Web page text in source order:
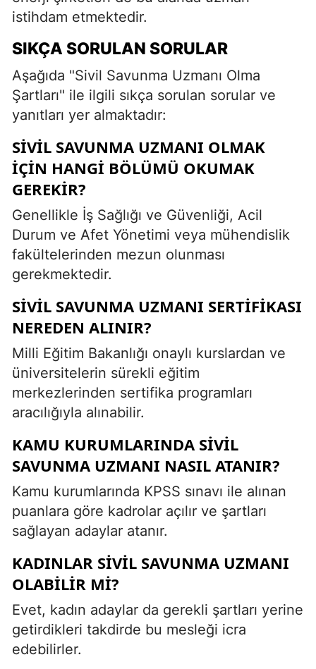
istihdam etmektedir.
SIKÇA SORULAN SORULAR
Aşağıda "Sivil Savunma Uzmanı Olma
Şartları" ile ilgili sıkça sorulan sorular ve
yanıtları yer almaktadır:
SIVIL SAVUNMA UZMANI OLMAK
IÇIN HANGI BÖLÜMÜ OKUMAK
GEREKIR?
Genellikle İş Sağlığı ve Güvenliği, Acil
Durum ve Afet Yönetimi veya mühendislik
fakültelerinden mezun olunması
gerekmektedir.
SIVIL SAVUNMA UZMANI SERTIFIKASI
NEREDEN ALINIR?
Milli Eğitim Bakanlığı onaylı kurslardan ve
üniversitelerin sürekli eğitim
merkezlerinden sertifika programları
aracılığıyla alınabilir.
KAMU KURUMLARINDA SIVIL
SAVUNMA UZMANI NASIL ATANIR?
Kamu kurumlarında KPSS sınavı ile alınan
puanlara göre kadrolar açılır ve şartları
sağlayan adaylar atanır.
KADINLAR SIVIL SAVUNMA UZMANI
OLABILIR MI?
Evet, kadın adaylar da gerekli şartları yerine
getirdikleri takdirde bu mesleği icra
edebilirler.